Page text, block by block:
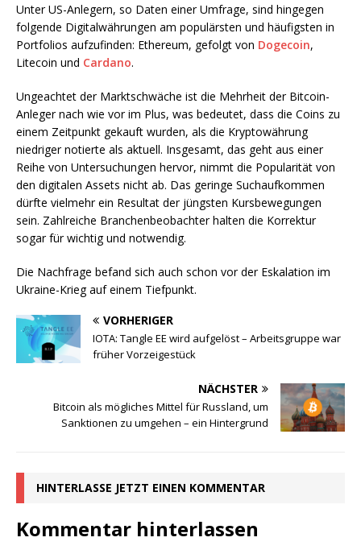
Unter US-Anlegern, so Daten einer Umfrage, sind hingegen
folgende Digitalwährungen am populärsten und häufigsten in
Portfolios aufzufinden: Ethereum, gefolgt von Dogecoin,
Litecoin und Cardano.
Ungeachtet der Marktschwäche ist die Mehrheit der Bitcoin-
Anleger nach wie vor im Plus, was bedeutet, dass die Coins zu
einem Zeitpunkt gekauft wurden, als die Kryptowährung
niedriger notierte als aktuell. Insgesamt, das geht aus einer
Reihe von Untersuchungen hervor, nimmt die Popularität von
den digitalen Assets nicht ab. Das geringe Suchaufkommen
dürfte vielmehr ein Resultat der jüngsten Kursbewegungen
sein. Zahlreiche Branchenbeobachter halten die Korrektur
sogar für wichtig und notwendig.
Die Nachfrage befand sich auch schon vor der Eskalation im
Ukraine-Krieg auf einem Tiefpunkt.
VORHERIGER
IOTA: Tangle EE wird aufgelöst – Arbeitsgruppe war
früher Vorzeigestück
NÄCHSTER
Bitcoin als mögliches Mittel für Russland, um
Sanktionen zu umgehen – ein Hintergrund
HINTERLASSE JETZT EINEN KOMMENTAR
Kommentar hinterlassen